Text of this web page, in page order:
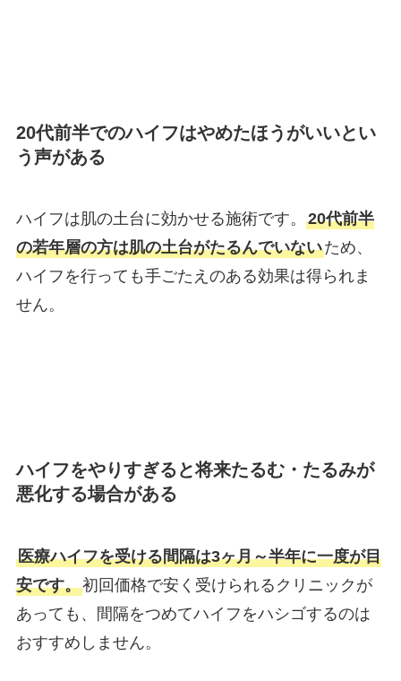
20代前半でのハイフはやめたほうがいいとい
う声がある
ハイフは肌の土台に効かせる施術です。 20代前半
の若年層の方は肌の土台がたるんでいないため、
ハイフを行っても手ごたえのある効果は得られま
せん。
ハイフをやりすぎると将来たるむ・たるみが
悪化する場合がある
医療ハイフを受ける間隔は3ヶ月～半年に一度が目
安です。初回価格で安く受けられるクリニックが
あっても、間隔をつめてハイフをハシゴするのは
おすすめしません。